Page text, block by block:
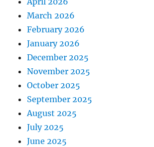
March 2026
February 2026
January 2026
December 2025
November 2025
October 2025
September 2025
August 2025
July 2025
June 2025